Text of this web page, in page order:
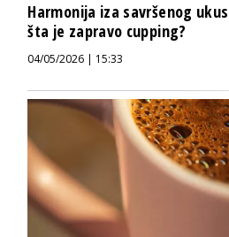
Harmonija iza savršenog
šta je zapravo cupping?
04/05/2026 | 15:33